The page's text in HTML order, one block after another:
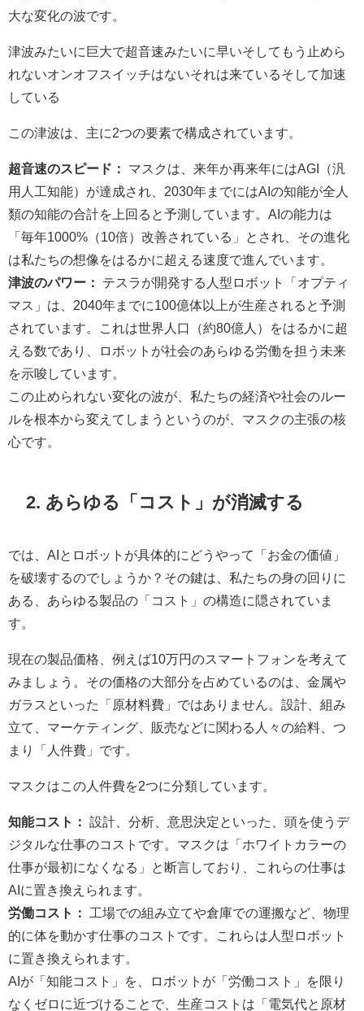
大な変化の波です。
津波みたいに巨大で超音速みたいに早いそしてもう止めら
れないオンオフスイッチはないそれは来ているそして加速
している
この津波は、主に2つの要素で構成されています。
超音速のスピード：
マスクは、来年か再来年にはAGI（汎
用人工知能）が達成され、2030年までにはAIの知能が全人
類の知能の合計を上回ると予測しています。AIの能力は
「毎年1000%（10倍）改善されている」とされ、その進化
は私たちの想像をはるかに超える速度で進んでいます。
津波のパワー：
テスラが開発する人型ロボット「オプティ
マス」は、2040年までに100億体以上が生産されると予測
されています。これは世界人口（約80億人）をはるかに超
える数であり、ロボットが社会のあらゆる労働を担う未来
を示唆しています。
この止められない変化の波が、私たちの経済や社会のルー
ルを根本から変えてしまうというのが、マスクの主張の核
心です。
2. あらゆる「コスト」が消滅する
では、AIとロボットが具体的にどうやって「お金の価値」
を破壊するのでしょうか？その鍵は、私たちの身の回りに
ある、あらゆる製品の「コスト」の構造に隠されていま
す。
現在の製品価格、例えば10万円のスマートフォンを考えて
みましょう。その価格の大部分を占めているのは、金属や
ガラスといった「原材料費」ではありません。設計、組み
立て、マーケティング、販売などに関わる人々の給料、つ
まり「人件費」です。
マスクはこの人件費を2つに分類しています。
知能コスト：
設計、分析、意思決定といった、頭を使うデ
ジタルな仕事のコストです。マスクは「ホワイトカラーの
仕事が最初になくなる」と断言しており、これらの仕事は
AIに置き換えられます。
労働コスト：
工場での組み立てや倉庫での運搬など、物理
的に体を動かす仕事のコストです。これらは人型ロボット
に置き換えられます。
AIが「知能コスト」を、ロボットが「労働コスト」を限り
なくゼロに近づけることで、生産コストは「電気代と原材